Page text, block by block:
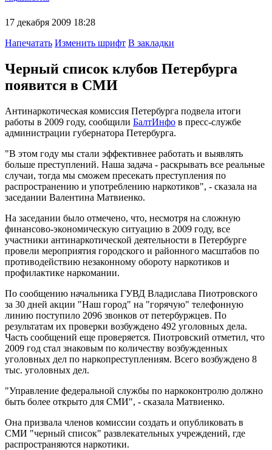
17 декабря 2009 18:28
Напечатать Изменить шрифт В закладки
Черный список клубов Петербурга
появится в СМИ
Антинаркотическая комиссия Петербурга подвела итоги
работы в 2009 году, сообщили БалтИнфо в пресс-службе
администрации губернатора Петербурга.
"В этом году мы стали эффективнее работать и выявлять
больше преступлений. Наша задача - раскрывать все реальные
случаи, тогда мы сможем пресекать преступления по
распространению и употреблению наркотиков", - сказала на
заседании Валентина Матвиенко.
На заседании было отмечено, что, несмотря на сложную
финансово-экономическую ситуацию в 2009 году, все
участники антинаркотической деятельности в Петербурге
провели мероприятия городского и районного масштабов по
противодействию незаконному обороту наркотиков и
профилактике наркомании.
По сообщению начальника ГУВД Владислава Пиотровского
за 30 дней акции "Наш город" на "горячую" телефонную
линию поступило 2096 звонков от петербуржцев. По
результатам их проверки возбуждено 492 уголовных дела.
Часть сообщений еще проверяется. Пиотровский отметил, что
2009 год стал знаковым по количеству возбужденных
уголовных дел по наркопреступлениям. Всего возбуждено 8
тыс. уголовных дел.
"Управление федеральной службы по наркоконтролю должно
быть более открыто для СМИ", - сказала Матвиенко.
Она призвала членов комиссии создать и опубликовать в
СМИ "черный список" развлекательных учреждений, где
распространяются наркотики.